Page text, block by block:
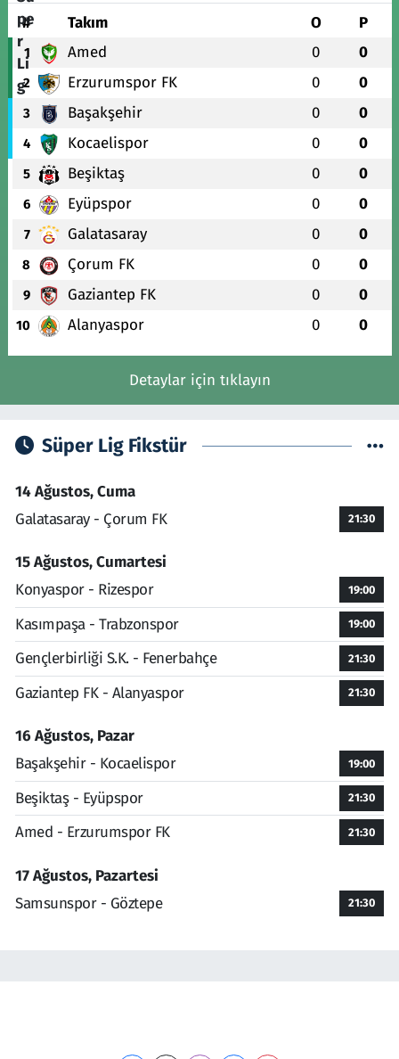
# Takım O P
1 Amed 0 0
2 Erzurumspor FK 0 0
3 Başakşehir 0 0
4 Kocaelispor 0 0
5 Beşiktaş 0 0
6 Eyüpspor 0 0
7 Galatasaray 0 0
8 Çorum FK 0 0
9 Gaziantep FK 0 0
10 Alanyaspor 0 0
Detaylar için tıklayın
Süper Lig Fikstür
14 Ağustos, Cuma
Galatasaray - Çorum FK
21:30
15 Ağustos, Cumartesi
Konyaspor - Rizespor
19:00
Kasımpaşa - Trabzonspor 19:00
Gençlerbirliği S.K. - Fenerbahçe 21:30
Gaziantep FK - Alanyaspor 21:30
16 Ağustos, Pazar
Başakşehir - Kocaelispor
19:00
Beşiktaş - Eyüpspor 21:30
Amed - Erzurumspor FK 21:30
17 Ağustos, Pazartesi
Samsunspor - Göztepe
21:30